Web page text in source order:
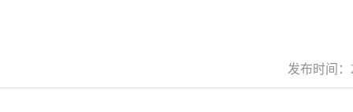
发布时间